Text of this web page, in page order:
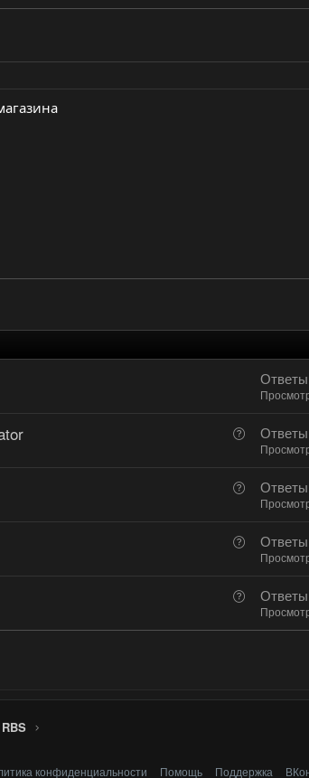
Ответы
Ответы
Ответы
с
Ответы
п
Ответы
конфиденциальности Помощь Поддержка